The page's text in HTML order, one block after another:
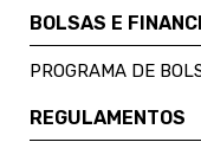
BOLSAS E
PROGRAMA DE
REGULAMENTOS